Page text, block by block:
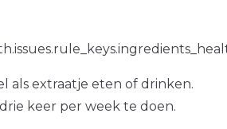
als extraatje eten of drinken.
keer per week te doen.